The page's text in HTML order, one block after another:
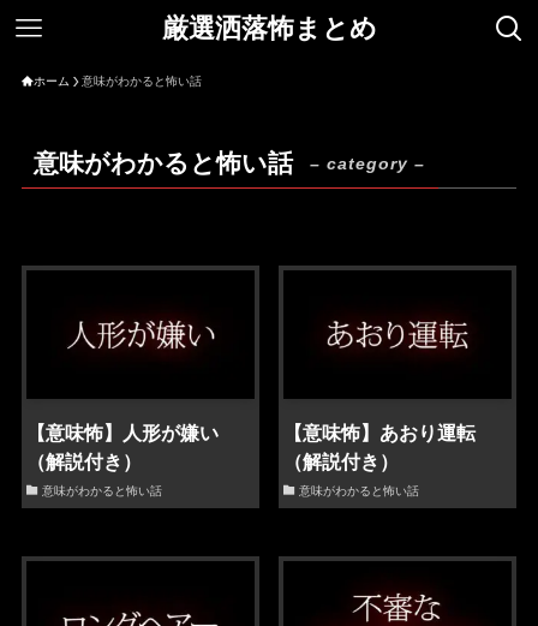
厳選洒落怖まとめ
ホーム 意味がわかると怖い話
意味がわかると怖い話 – category –
【意味怖】人形が嫌い
（解説付き）
意味がわかると怖い話
【意味怖】あおり運転
（解説付き）
意味がわかると怖い話